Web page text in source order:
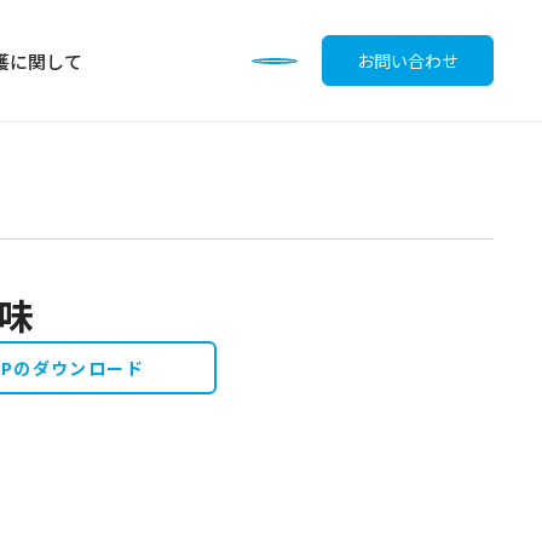
お問い合わせ
に関して
料
のダウンロード